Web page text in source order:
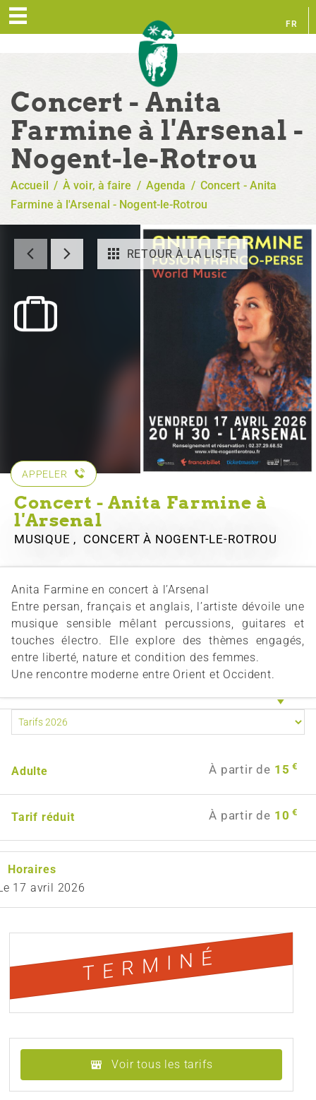
FR
Concert - Anita
Farmine à l'Arsenal -
Nogent-le-Rotrou
Accueil / À voir, à faire / Agenda / Concert - Anita
Farmine à l'Arsenal - Nogent-le-Rotrou
RETOUR À LA LISTE
APPELER
Concert - Anita Farmine à
l'Arsenal
MUSIQUE , CONCERTÀ NOGENT-LE-ROTROU
Anita Farmine en concert à l’Arsenal
Entre persan, français et anglais, l’artiste dévoile une
musique sensible mêlant percussions, guitares et
touches électro. Elle explore des thèmes engagés,
entre liberté, nature et condition des femmes.
Une rencontre moderne entre Orient et Occident.
Adulte À partir de 15 €
Tarif réduit À partir de 10 €
Horaires
17 avril 2026
TERMINÉ
Voir tous les tarifs